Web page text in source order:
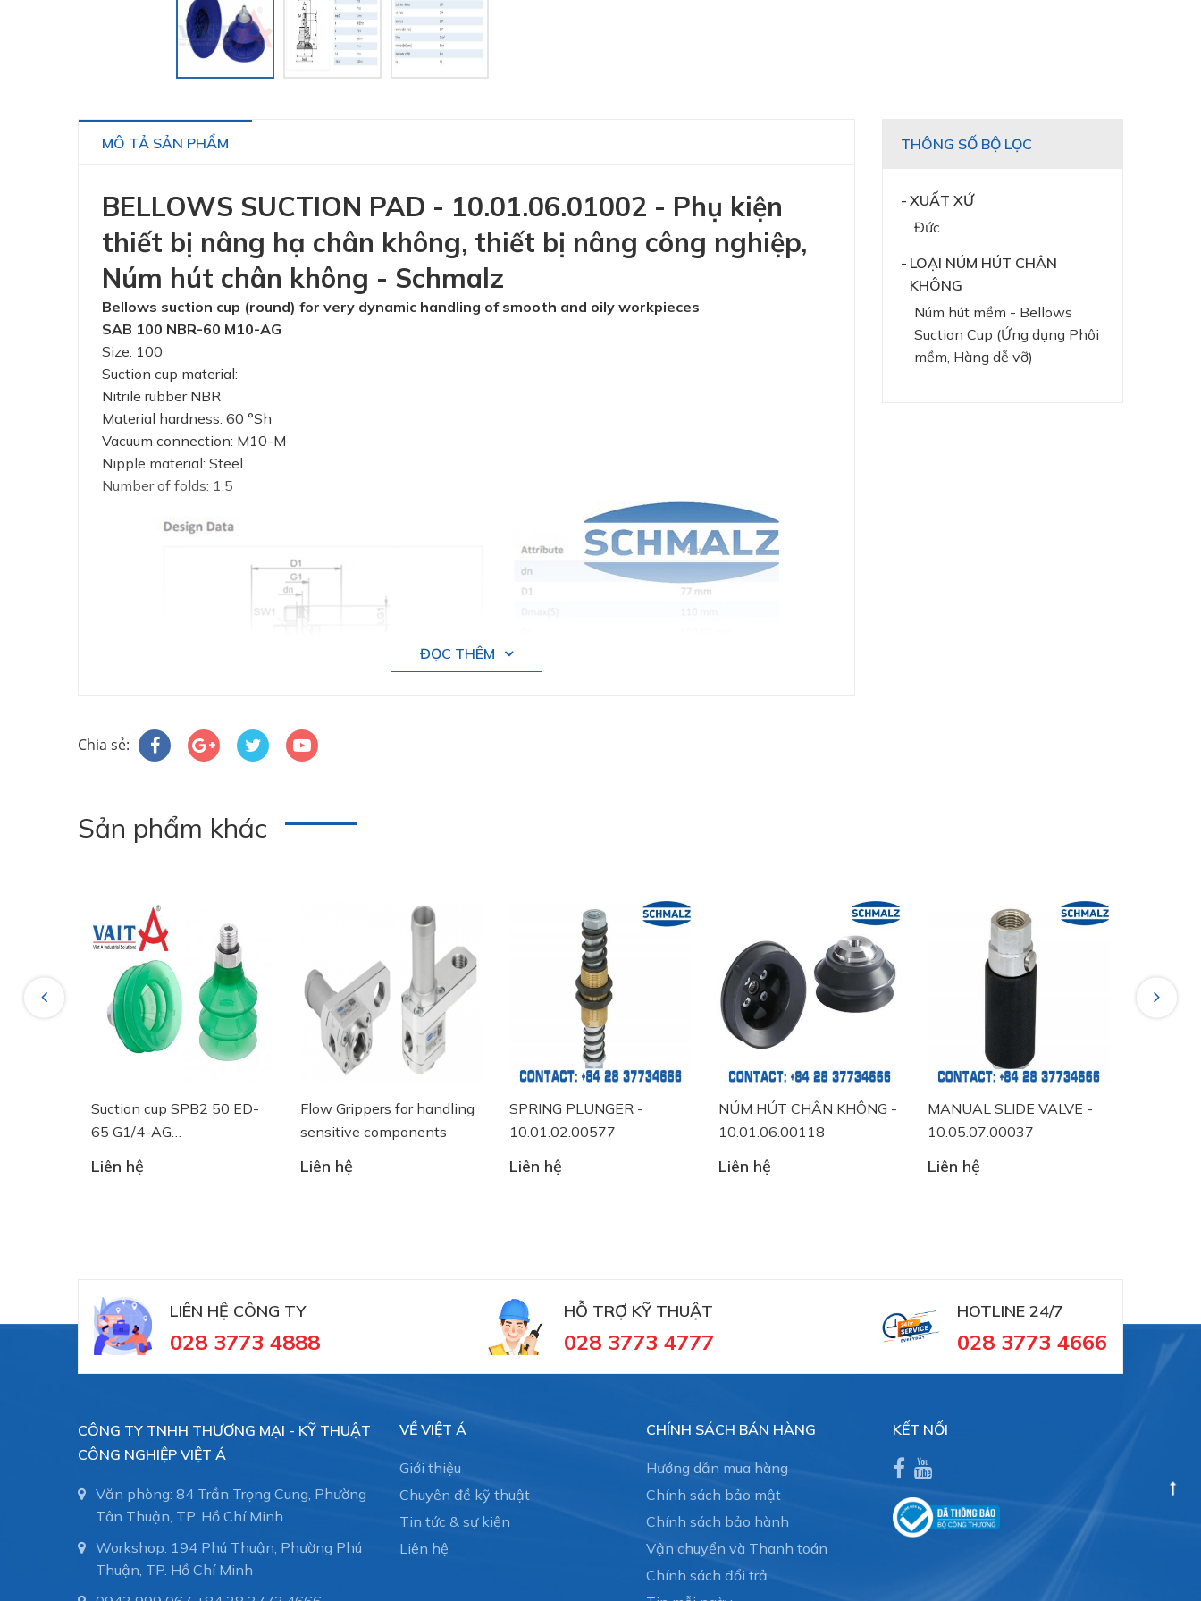
MÔ TẢ SẢN PHẨM
BELLOWS SUCTION PAD - 10.01.06.01002 - Phụ kiện
thiết bị nâng hạ chân không, thiết bị nâng công nghiệp,
Núm hút chân không - Schmalz
Bellows suction cup (round) for very dynamic handling of smooth and oily workpieces
SAB 100 NBR-60 M10-AG
Size: 100
Suction cup material:
Nitrile rubber NBR
Material hardness: 60 °Sh
Vacuum connection: M10-M
Nipple material: Steel
Number of folds: 1.5
#10.01.06.01002 #SCHG00002398 ##numhutchankhong #schmalz #phukiennang #mayhotronangtrongluc
#numhutchankhong #vait #vieta #giachutchankhong #thietbinangcongnghiep
--------
giải pháp hiệu quả trong lĩnh tự động hóa, nâng chân không và công nghệ kẹp phôi gỗ trong máy CNC.
Việt Álà đại diện ủy quyền của hãng Schmalz - Germany tại Việt Nam
Online Shop Schmalz-núm hút chân không, Giác hút chân không Schmalz, Suction cup, Chụp hút
Schmalz
trong dây chuyền tự động hóa. Hỗ trợ nhiều mảng khác nhau:
Suction Cups for Food
ĐỌC THÊM
Chia sẻ:
THÔNG SỐ BỘ LỌC
XUẤT XỨ
Đức
LOẠI NÚM HÚT CHÂN
KHÔNG
Núm hút mềm - Bellows
Suction Cup (Ứng dụng Phôi
mềm, Hàng dễ vỡ)
Sản phẩm khác
Previous
50 ED-
Flow Grippers for handling
sensitive components
Liên hệ
SPRING PLUNGER -
10.01.02.00577
Liên hệ
NÚM HÚT CHÂN KHÔNG -
10.01.06.00118
Liên hệ
MANUAL SLIDE VALVE -
10.05.07.00037
Liên hệ
VACUUM SWITCH -
10.06.02.00457
Liên hệ
Next
LIÊN HỆ CÔNG TY
028 3773 4888
HỖ TRỢ KỸ THUẬT
028 3773 4777
HOTLINE 24/7
028 3773 4666
CÔNG TY TNHH THƯƠNG MẠI - KỸ THUẬT
CÔNG NGHIỆP VIỆT Á
Văn phòng: 84 Trần Trọng Cung, Phường
Tân Thuận, TP. Hồ Chí Minh
Workshop: 194 Phú Thuận, Phường Phú
Thuận, TP. Hồ Chí Minh
VỀ VIỆT Á
Giới thiệu
Chuyên đề kỹ thuật
Tin tức & sự kiện
Liên hệ
CHÍNH SÁCH BÁN HÀNG
Hướng dẫn mua hàng
Chính sách bảo mật
Chính sách bảo hành
Vận chuyển và Thanh toán
Chính sách đổi trả
KẾT NỐI